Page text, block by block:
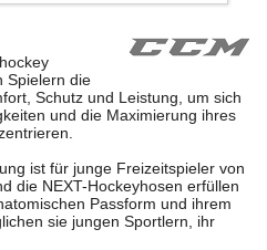
Spielern die
Schutz und Leistung, um sich
und die Maximierung ihres
ist für junge Freizeitspieler von
die NEXT-Hockeyhosen erfüllen
Passform und ihrem
sie jungen Sportlern, ihr